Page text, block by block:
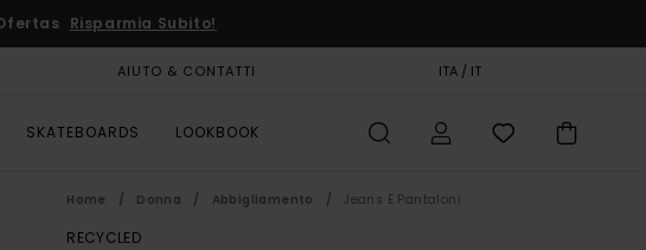
Risparmia Subito!
AIUTO & CONTATTI ITA / IT
SKATEBOARDS LOOKBOOK
Home Donna Abbigliamento Jeans E Pantaloni
RECYCLED